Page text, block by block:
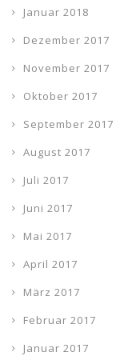
Januar 2018
Dezember 2017
November 2017
Oktober 2017
September 2017
August 2017
Juli 2017
Juni 2017
Mai 2017
April 2017
März 2017
Februar 2017
Januar 2017